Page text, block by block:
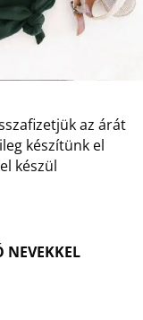
az árát
készítünk el
készül
NEVEKKEL